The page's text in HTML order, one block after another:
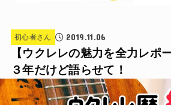
初心者さん 2019.11.06
【ウクレレの魅力を全力レポ
３年だけど語らせて！